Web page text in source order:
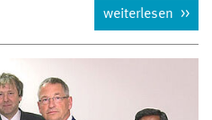
weiterlesen